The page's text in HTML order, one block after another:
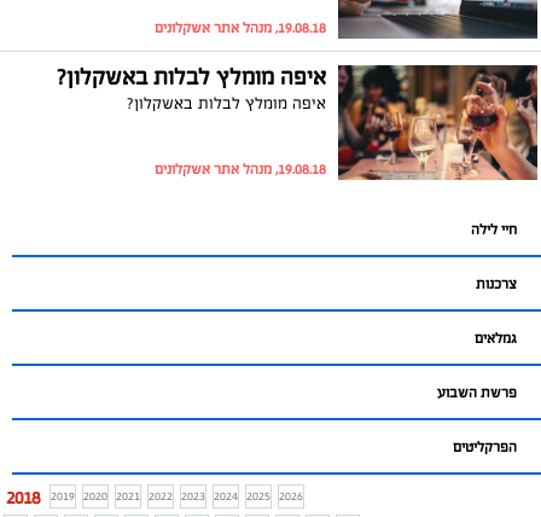
19.08.18, מנהל אתר אשקלונים
איפה מומלץ לבלות באשקלון?
איפה מומלץ לבלות באשקלון?
19.08.18, מנהל אתר אשקלונים
חיי לילה
צרכנות
גמלאים
פרשת השבוע
הפרקליטים
2018 2019 2020 2021 2022 2023 2024 2025 2026